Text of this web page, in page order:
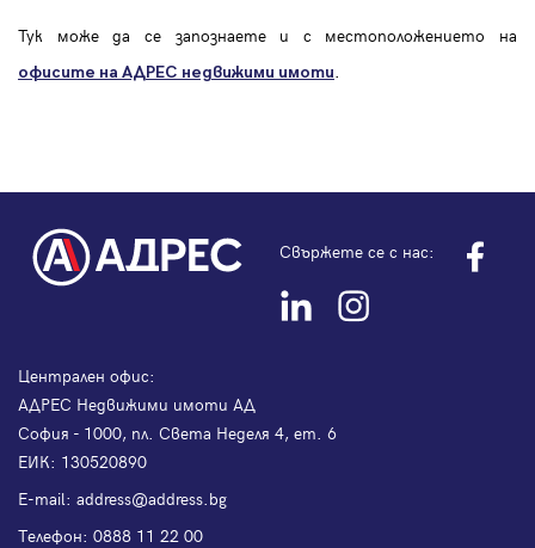
Тук може да се запознаете и с местоположението на
офисите на АДРЕС недвижими имоти
Свържете се с нас:
Централен офис:
АДРЕС Недвижими имоти АД
София - 1000, пл. Света Неделя 4, ет. 6
ЕИК: 130520890
Е-mail: address@address.bg
Телефон: 0888 11 22 00